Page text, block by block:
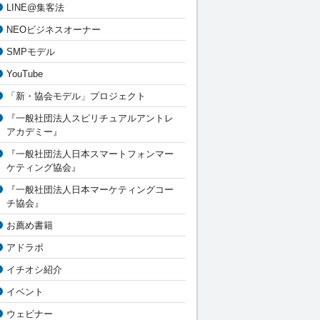
LINE@集客法
NEOビジネスオーナー
SMPモデル
YouTube
「新・協会モデル」プロジェクト
『一般社団法人スピリチュアルアントレ
アカデミー』
『一般社団法人日本スマートフォンマー
ケティング協会』
『一般社団法人日本マーケティングコー
チ協会』
お薦め書籍
アドラボ
イチオシ紹介
イベント
ウェビナー